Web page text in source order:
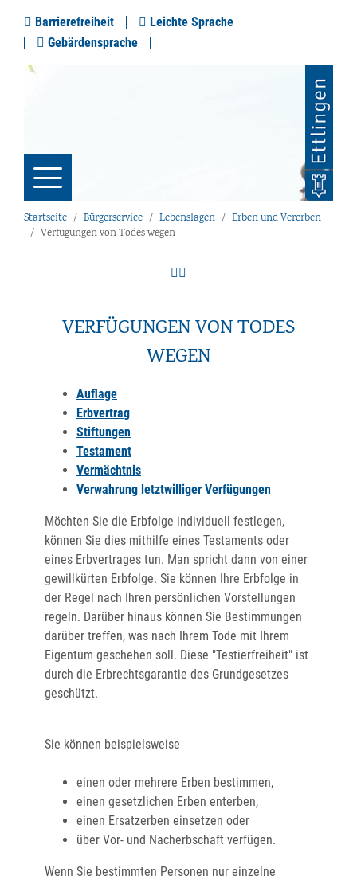
Barrierefreiheit
Leichte Sprache
Gebärdensprache
Startseite Bürgerservice Lebenslagen
Erben und Vererben
Verfügungen von Todes wegen
VERFÜGUNGEN VON TODES
WEGEN
Auflage
Erbvertrag
Stiftungen
Testament
Vermächtnis
Verwahrung letztwilliger Verfügungen
Möchten Sie die Erbfolge individuell festlegen,
können Sie dies mithilfe eines Testaments oder
eines Erbvertrages tun. Man spricht dann von einer
gewillkürten Erbfolge. Sie können Ihre Erbfolge in
der Regel nach Ihren persönlichen Vorstellungen
regeln. Darüber hinaus können Sie Bestimmungen
darüber treffen, was nach Ihrem Tode mit Ihrem
Eigentum geschehen soll. Diese "Testierfreiheit" ist
durch die Erbrechtsgarantie des Grundgesetzes
geschützt.
Sie können beispielsweise
einen oder mehrere Erben bestimmen,
einen gesetzlichen Erben enterben,
einen Ersatzerben einsetzen oder
über Vor- und Nacherbschaft verfügen.
Wenn Sie bestimmten Personen nur einzelne